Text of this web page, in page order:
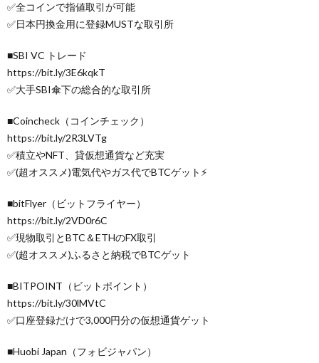
✅全コインで指値取引が可能
✅日本円換金用に登録MUSTな取引所
■SBI VC トレード
https://bit.ly/3E6kqkT
✅大手SBI傘下の総合的な取引所
■Coincheck（コインチェック）
https://bit.ly/2R3LVTg
✅積立やNFT、貸仮想通貨など充実
✅(超オススメ)電気代やガス代でBTCゲット⚡
■bitFlyer（ビットフライヤー）
https://bit.ly/2VD0r6C
✅現物取引とBTC＆ETHのFX取引
✅(超オススメ)ふるさと納税でBTCゲット
■BITPOINT（ビットポイント）
https://bit.ly/30lMVtC
✅口座登録だけで3,000円分の仮想通貨ゲット
■Huobi Japan（フォビジャパン）